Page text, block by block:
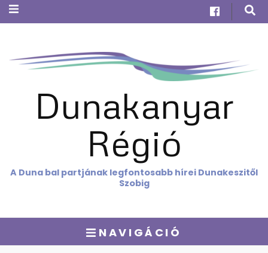
Dunakanyar
Régió
A Duna bal partjának legfontosabb hírei Dunakeszitől
Szobig
NAVIGÁCIÓ